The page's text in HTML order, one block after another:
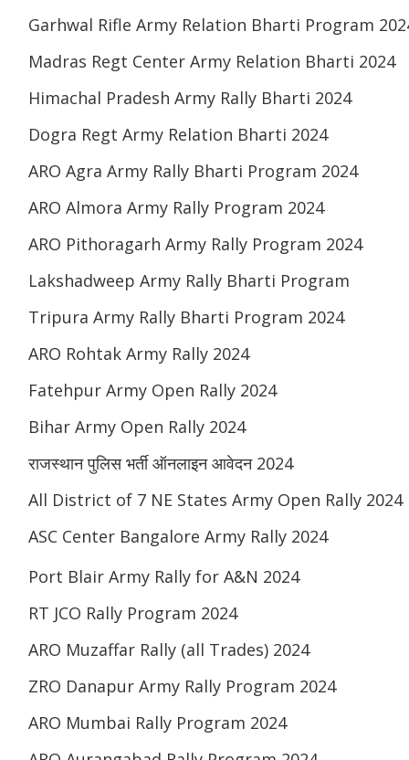
Garhwal Rifle Army Relation Bharti Program
Madras Regt Center Army Relation Bharti 2024
Himachal Pradesh Army Rally Bharti 2024
Dogra Regt Army Relation Bharti 2024
ARO Agra Army Rally Bharti Program 2024
ARO Almora Army Rally Program 2024
ARO Pithoragarh Army Rally Program 2024
Lakshadweep Army Rally Bharti Program
Tripura Army Rally Bharti Program 2024
ARO Rohtak Army Rally 2024
Fatehpur Army Open Rally 2024
Bihar Army Open Rally 2024
राजस्थान पुलिस भर्ती ऑनलाइन आवेदन 2024
All District of 7 NE States Army Open Rally 2024
ASC Center Bangalore Army Rally 2024
Port Blair Army Rally for A&N 2024
RT JCO Rally Program 2024
ARO Muzaffar Rally (all Trades) 2024
ZRO Danapur Army Rally Program 2024
ARO Mumbai Rally Program 2024